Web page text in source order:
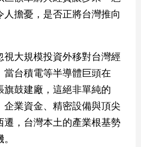
人擔憂，是否正將台灣推向
視大規模投資外移對台灣經
當台積電等半導體巨頭在
旗鼓建廠，這絕非單純的
企業資金、精密設備與頂尖
遷，台灣本土的產業根基勢